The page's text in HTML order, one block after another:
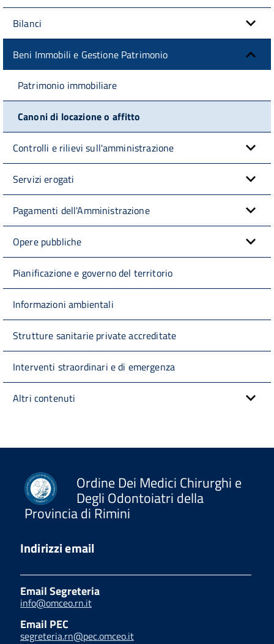
Bilanci
Beni Immobili e Gestione Patrimonio
Patrimonio immobiliare
Canoni di locazione o affitto
Controlli e rilievi sull'amministrazione
Servizi erogati
Pagamenti dell'Amministrazione
Opere pubbliche
Pianificazione e governo del territorio
Informazioni ambientali
Strutture sanitarie private accreditate
Interventi straordinari e di emergenza
Altri contenuti
Ordine Dei Medici Chirurghi e
Degli Odontoiatri della
Provincia di Rimini
Indirizzi email
Email Segreteria
info@omceo.rn.it
Email PEC
segreteria.rn@pec.omceo.it